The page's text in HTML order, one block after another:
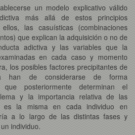
un modelo explicativo válido
más allá de estos principios
las casuísticas (combinaciones
que explican la adquisición o no de
adictiva y las variables que la
en cada caso y momento
los posibles factores precipitantes de
han de considerarse de forma
posteriormente determinan el
y la importancia relativa de las
es la misma en cada individuo en
a lo largo de las distintas fases y
individuo.